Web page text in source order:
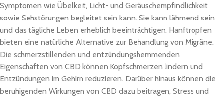
Symptomen wie Übelkeit, Licht- und Geräuschempfindlichkeit
sowie Sehstörungen begleitet sein kann. Sie kann lähmend sein
und das tägliche Leben erheblich beeinträchtigen. Hanftropfen
bieten eine natürliche Alternative zur Behandlung von Migräne.
Die schmerzstillenden und entzündungshemmenden
Eigenschaften von CBD können Kopfschmerzen lindern und
Entzündungen im Gehirn reduzieren. Darüber hinaus können die
beruhigenden Wirkungen von CBD dazu beitragen, Stress und